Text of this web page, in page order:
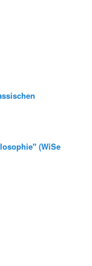
(WiSe